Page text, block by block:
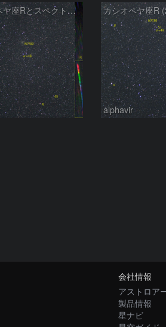
カシオペヤ座Rとスペクトル (23-02-15) カシオペヤ座R
alphavir
会社情報
アストロア
製品情報
星ナビ